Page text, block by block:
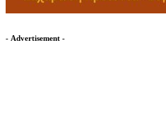
- Advertisement -